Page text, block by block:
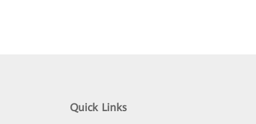
Quick Links